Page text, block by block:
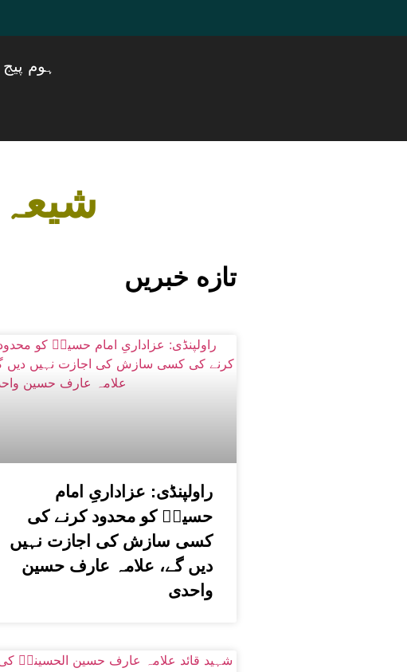
ہوم پیج
تازه خبریں
راولپنڈی: عزاداریِ امام
حسینؑ کو محدود کرنے کی
کسی سازش کی اجازت نہیں
دیں گے، علامہ عارف حسین
واحدی